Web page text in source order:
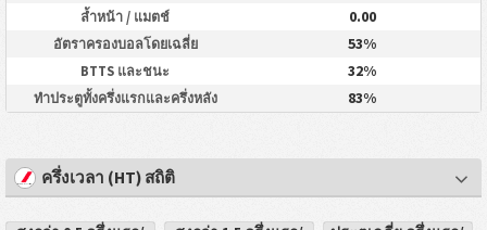
ล้ำหน้า / แมตช์ 0.00
อัตราครองบอลโดยเฉลี่ย 53%
BTTS และชนะ 32%
ทำประตูทั้งครึ่งแรกและครึ่งหลัง 83%
ครึ่งเวลา (HT) สถิติ